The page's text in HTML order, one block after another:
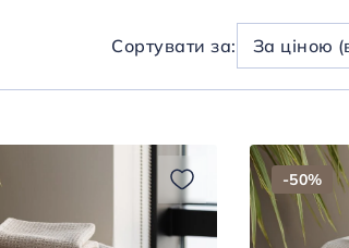
Сортувати за: За ціною
-50%